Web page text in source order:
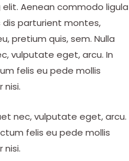
Aenean commodo ligula
parturient montes,
pretium quis, sem. Nulla
vulputate eget, arcu. In
felis eu pede mollis
nisi.
nec, vulputate eget, arcu.
felis eu pede mollis
nisi.